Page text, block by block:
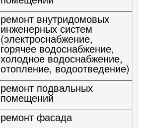
ремонт внутридомовых
инженерных систем
(электроснабжение,
горячее водоснабжение,
холодное водоснабжение,
отопление, водоотведение)
ремонт подвальных
помещений
ремонт фасада